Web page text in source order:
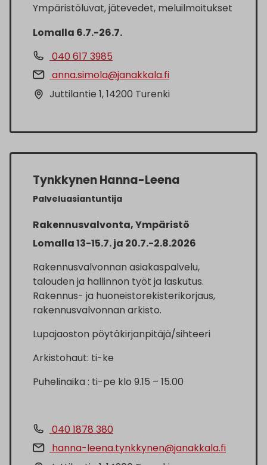
Ympäristöluvat, jätevedet, meluilmoitukset
Lomalla 6.7.-26.7.
040 617 3985
anna.simola@janakkala.fi
Juttilantie 1, 14200 Turenki
Tynkkynen Hanna-Leena
Palveluasiantuntija
Rakennusvalvonta, Ympäristö
Lomalla 13-15.7. ja 20.7.-2.8.2026
Rakennusvalvonnan asiakaspalvelu,
talouden ja hallinnon työt ja laskutus.
Rakennus- ja huoneistorekisterikorjaus,
rakennusvalvonnan arkisto.
Lupajaoston pöytäkirjanpitäjä/sihteeri
Arkistohaut: ti-ke
Puhelinaika : ti-pe klo 9.15 – 15.00
040 1878 380
hanna-leena.tynkkynen@janakkala.fi